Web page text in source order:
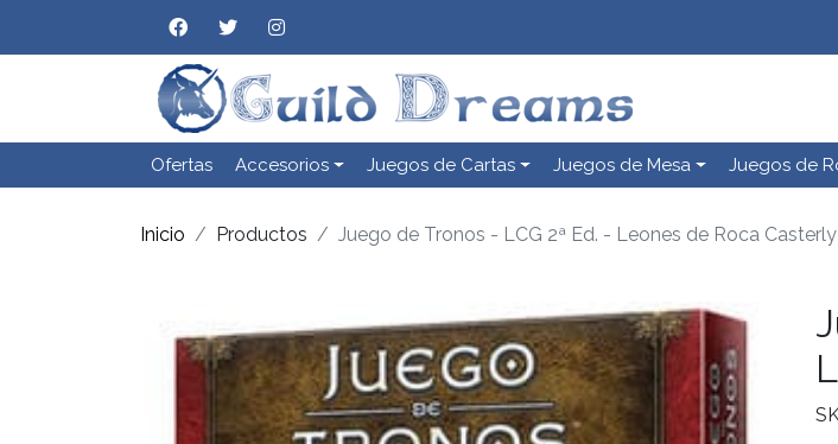
Ofertas Accesorios Juegos de Cartas Juegos de Mesa Juegos de
Inicio Productos Juego de Tronos - LCG 2ª Ed. - Leones de Roca Casterly